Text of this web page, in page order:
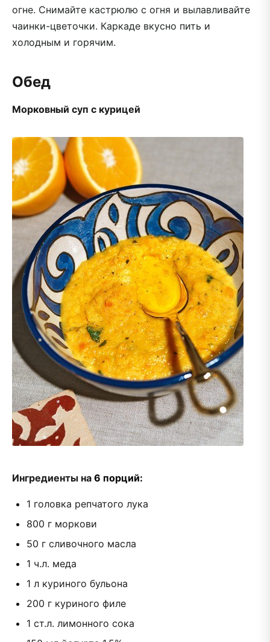
огне. Снимайте кастрюлю с огня и вылавливайте
чаинки-цветочки. Каркаде вкусно пить и
холодным и горячим.
Обед
Морковный суп с курицей
Ингредиенты на 6 порций:
1 головка репчатого лука
800 г моркови
50 г сливочного масла
1 ч.л. меда
1 л куриного бульона
200 г куриного филе
1 ст.л. лимонного сока